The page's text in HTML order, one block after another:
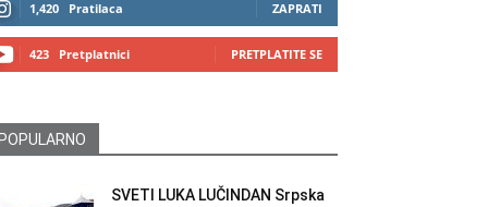
1,420 Pratilaca ZAPRATI
423 Pretplatnici PRETPLATITE SE
SVETI LUKA LUČINDAN Srpska